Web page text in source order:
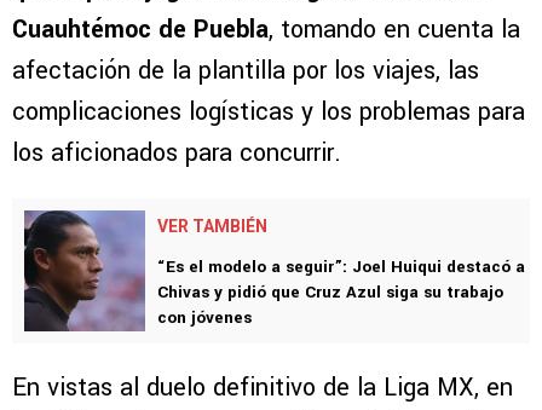
Cuauhtémoc de Puebla, tomando en cuenta la
afectación de la plantilla por los viajes, las
complicaciones logísticas y los problemas para
los aficionados para concurrir.
VER TAMBIÉN
“Es el modelo a seguir”: Joel Huiqui destacó a
Chivas y pidió que Cruz Azul siga su trabajo
con jóvenes
En vistas al duelo definitivo de la Liga MX, en